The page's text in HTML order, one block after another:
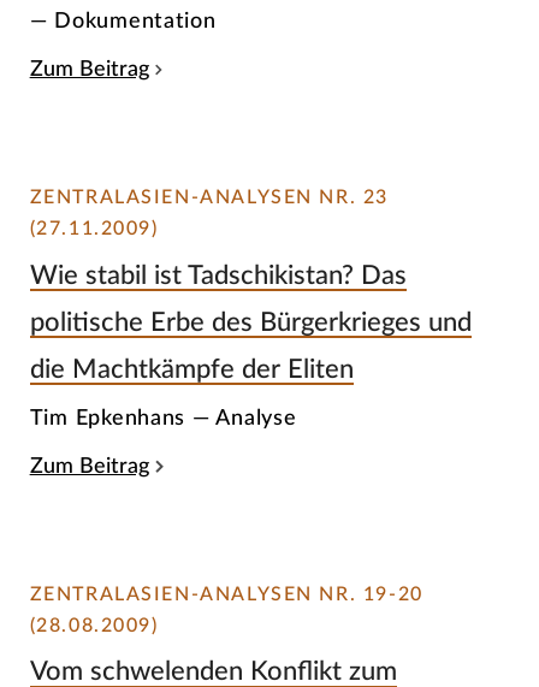
— Dokumentation
Zum Beitrag
ZENTRALASIEN-ANALYSEN NR. 23
(27.11.2009)
Wie stabil ist Tadschikistan? Das
politische Erbe des Bürgerkrieges und
die Machtkämpfe der Eliten
Tim Epkenhans — Analyse
Zum Beitrag
ZENTRALASIEN-ANALYSEN NR. 19-20
(28.08.2009)
Vom schwelenden Konflikt zum